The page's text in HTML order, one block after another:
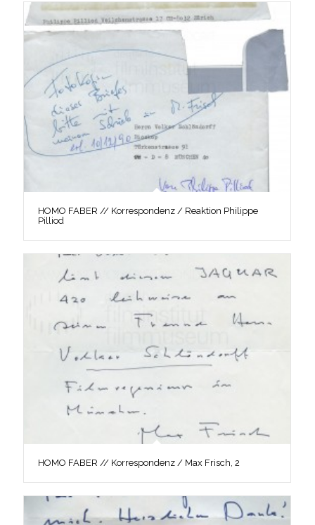
HOMO FABER // Korrespondenz / Reaktion Philippe
Pilliod
HOMO FABER // Korrespondenz / Max Frisch, 2